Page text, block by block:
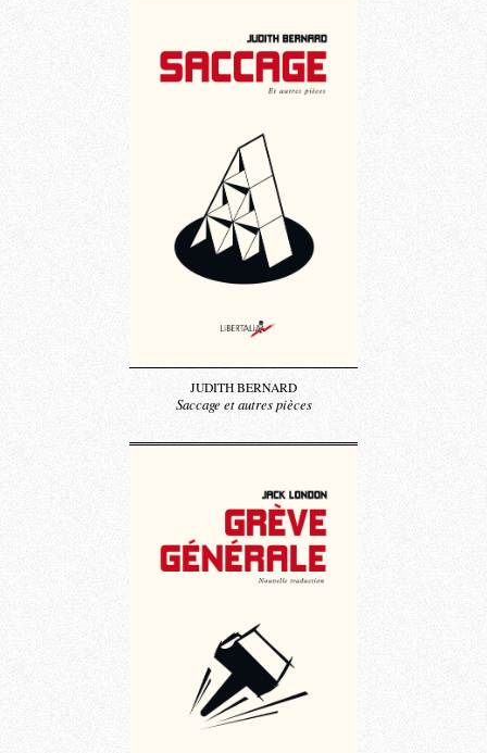
JUDITH BERNARD
Saccage et autres pièces